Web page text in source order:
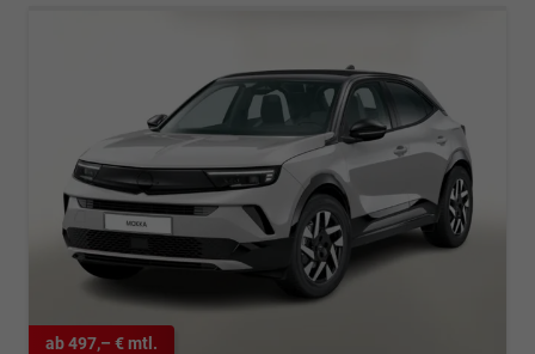
ab 497,– € mtl.